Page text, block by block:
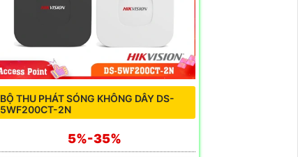
BỘ THU PHÁT SÓNG KHÔNG DÂY DS-
5WF200CT-2N
5%-35%